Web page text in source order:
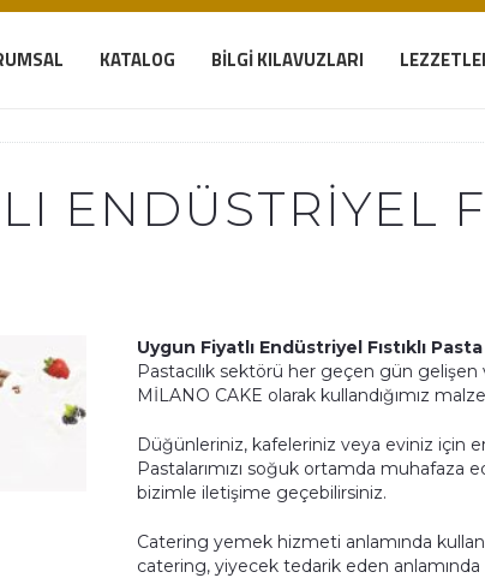
KATALOG BILGI KILAVUZLARI
ENDÜSTRIYEL
Uygun Fiyatlı Endüstriyel Fıstıklı
Pastacılık sektörü her geçen gün
MİLANO CAKE olarak kullandığımız
Düğünleriniz, kafeleriniz veya eviniz için
Pastalarımızı soğuk ortamda muhafaza
bizimle iletişime geçebilirsiniz.
Catering yemek hizmeti anlamında
catering, yiyecek tedarik eden